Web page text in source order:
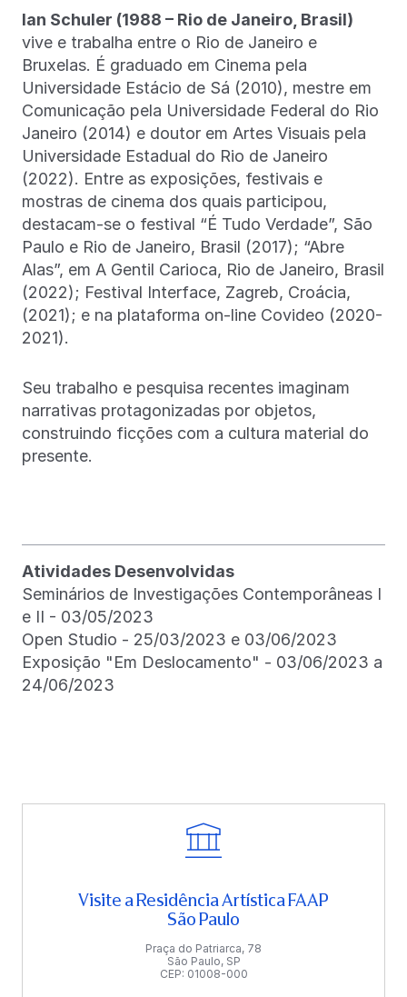
Ian Schuler (1988 – Rio de Janeiro, Brasil)
vive e trabalha entre o Rio de Janeiro e
Bruxelas. É graduado em Cinema pela
Universidade Estácio de Sá (2010), mestre em
Comunicação pela Universidade Federal do Rio
Janeiro (2014) e doutor em Artes Visuais pela
Universidade Estadual do Rio de Janeiro
(2022). Entre as exposições, festivais e
mostras de cinema dos quais participou,
destacam-se o festival “É Tudo Verdade”, São
Paulo e Rio de Janeiro, Brasil (2017); “Abre
Alas”, em A Gentil Carioca, Rio de Janeiro, Brasil
(2022); Festival Interface, Zagreb, Croácia,
(2021); e na plataforma on-line Covideo (2020-
2021).
Seu trabalho e pesquisa recentes imaginam
narrativas protagonizadas por objetos,
construindo ficções com a cultura material do
presente.
Atividades Desenvolvidas
Seminários de Investigações Contemporâneas I
e II - 03/05/2023
Open Studio - 25/03/2023 e 03/06/2023
Exposição "Em Deslocamento" - 03/06/2023 a
24/06/2023
Visite a Residência Artística FAAP
São Paulo
Praça do Patriarca, 78
São Paulo, SP
CEP: 01008-000